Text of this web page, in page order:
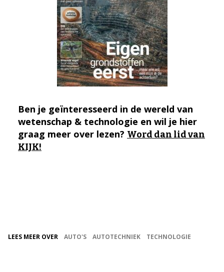
Ben je geïnteresseerd in de wereld van
wetenschap & technologie en wil je hier
graag meer over lezen? Word dan lid van
KIJK!
LEES MEER OVER AUTO'S AUTOTECHNIEK TECHNOLOGIE